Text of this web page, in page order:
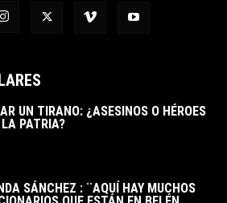
UN TIRANO: ¿ASESINOS O HÉROES
LA PATRIA?
SÁNCHEZ : ¨AQUÍ HAY MUCHOS